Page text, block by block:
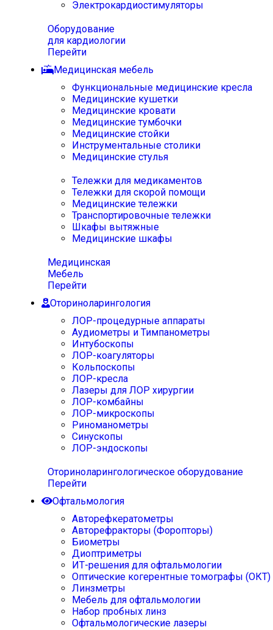
Электрокардиостимуляторы
Оборудование
для кардиологии
Перейти
Медицинская мебель
Функциональные медицинские кресла
Медицинские кушетки
Медицинские кровати
Медицинские тумбочки
Медицинские стойки
Инструментальные столики
Медицинские стулья
Тележки для медикаментов
Тележки для скорой помощи
Медицинские тележки
Транспортировочные тележки
Шкафы вытяжные
Медицинские шкафы
Медицинская
Мебель
Перейти
Оториноларингология
ЛОР-процедурные аппараты
Аудиометры и Тимпанометры
Интубоскопы
ЛОР-коагуляторы
Кольпоскопы
ЛОР-кресла
Лазеры для ЛОР хирургии
ЛОР-комбайны
ЛОР-микроскопы
Риноманометры
Синускопы
ЛОР-эндоскопы
Оториноларингологическое оборудование
Перейти
Офтальмология
Авторефкератометры
Авторефракторы (Форопторы)
Биометры
Диоптриметры
ИТ-решения для офтальмологии
Оптические когерентные томографы (ОКТ)
Линзметры
Мебель для офтальмологии
Набор пробных линз
Офтальмологические лазеры